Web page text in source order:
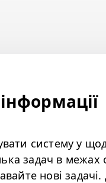
систему у
задач в межах
нові